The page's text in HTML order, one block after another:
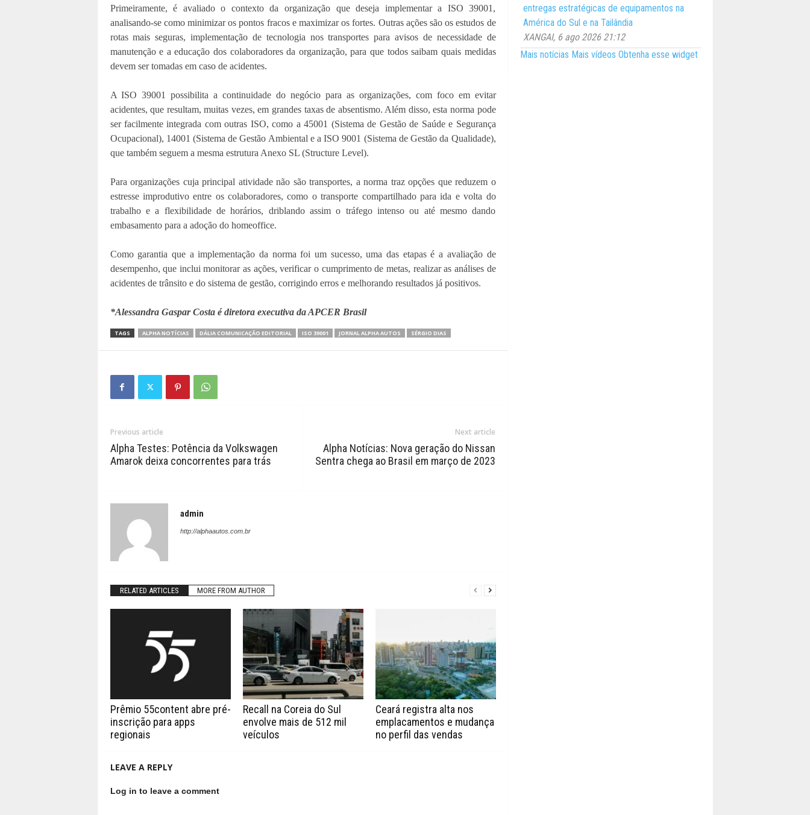
Primeiramente, é avaliado o contexto da organização que deseja implementar a ISO 39001,
analisando-se como minimizar os pontos fracos e maximizar os fortes. Outras ações são os estudos de
rotas mais seguras, implementação de tecnologia nos transportes para avisos de necessidade de
manutenção e a educação dos colaboradores da organização, para que todos saibam quais medidas
devem ser tomadas em caso de acidentes.
A ISO 39001 possibilita a continuidade do negócio para as organizações, com foco em evitar
acidentes, que resultam, muitas vezes, em grandes taxas de absentismo. Além disso, esta norma pode
ser facilmente integrada com outras ISO, como a 45001 (Sistema de Gestão de Saúde e Segurança
Ocupacional), 14001 (Sistema de Gestão Ambiental e a ISO 9001 (Sistema de Gestão da Qualidade),
que também seguem a mesma estrutura Anexo SL (Structure Level).
Para organizações cuja principal atividade não são transportes, a norma traz opções que reduzem o
estresse improdutivo entre os colaboradores, como o transporte compartilhado para ida e volta do
trabalho e a flexibilidade de horários, driblando assim o tráfego intenso ou até mesmo dando
embasamento para a adoção do homeoffice.
Como garantia que a implementação da norma foi um sucesso, uma das etapas é a avaliação de
desempenho, que inclui monitorar as ações, verificar o cumprimento de metas, realizar as análises de
acidentes de trânsito e do sistema de gestão, corrigindo erros e melhorando resultados já positivos.
*Alessandra Gaspar Costa é diretora executiva da APCER Brasil
TAGS ALPHA NOTÍCIAS DÁLIA COMUNICAÇÃO EDITORIAL ISO 39001 JORNAL ALPHA AUTOS SÉRGIO DIAS
Previous article
Alpha Testes: Potência da Volkswagen
Amarok deixa concorrentes para trás
Next article
Alpha Notícias: Nova geração do Nissan
Sentra chega ao Brasil em março de 2023
admin
http://alphaautos.com.br
RELATED ARTICLES MORE FROM AUTHOR
Prêmio 55content abre pré-
inscrição para apps
regionais
Recall na Coreia do Sul
envolve mais de 512 mil
veículos
Ceará registra alta nos
emplacamentos e mudança
no perfil das vendas
LEAVE A REPLY
Log in to leave a comment
entregas estratégicas de equipamentos na
América do Sul e na Tailândia
XANGAI, 6 ago 2026 21:12
Mais notícias Mais vídeos Obtenha esse widget